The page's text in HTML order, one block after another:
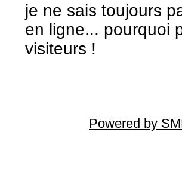
je ne sais toujours
en ligne... pourquoi
visiteurs !
Powered by